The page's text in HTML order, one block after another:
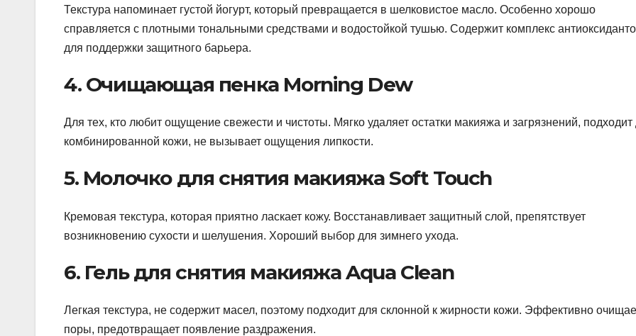
Текстура напоминает густой йогурт, который превращается в шелковистое масло. Особенно хорошо
справляется с плотными тональными средствами и водостойкой тушью. Содержит комплекс
для поддержки защитного барьера.
4. Очищающая пенка Morning Dew
Для тех, кто любит ощущение свежести и чистоты. Мягко удаляет остатки макияжа и загрязнений, подходит
комбинированной кожи, не вызывает ощущения липкости.
5. Молочко для снятия макияжа Soft Touch
Кремовая текстура, которая приятно ласкает кожу. Восстанавливает защитный слой, препятствует
возникновению сухости и шелушения. Хороший выбор для зимнего ухода.
6. Гель для снятия макияжа Aqua Clean
Легкая текстура, не содержит масел, поэтому подходит для склонной к жирности кожи. Эффективно
поры, предотвращает появление раздражения.